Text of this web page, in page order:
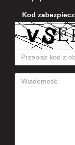
Kod